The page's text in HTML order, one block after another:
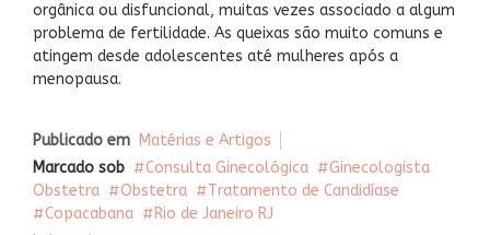
orgânica ou disfuncional, muitas vezes associado a algum
problema de fertilidade. As queixas são muito comuns e
atingem desde adolescentes até mulheres após a
menopausa.
Publicado em Matérias e Artigos
Marcado sob
Consulta Ginecológica
Ginecologista
Obstetra
Obstetra
Tratamento de Candidíase
Copacabana
Rio de Janeiro RJ